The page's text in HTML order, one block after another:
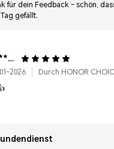
für dein Feedback – schön,
gefällt.
B********
2026
Durch HONOR